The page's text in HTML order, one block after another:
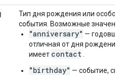
Тип дня рождения или особого
события. Возможные
"anniversary" —
отличная от дня рождения.
имеет contact
"birthday" — событие,